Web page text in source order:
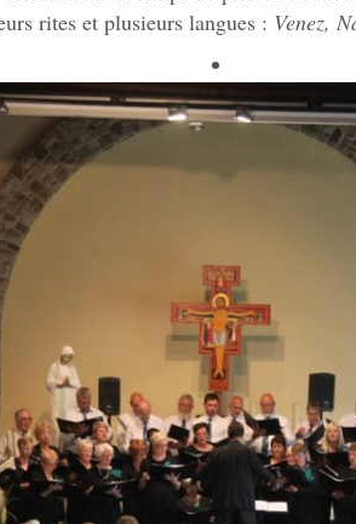
rites et plusieurs langues : Venez,